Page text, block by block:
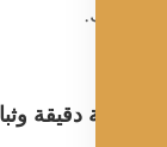
دقيقة وثبات